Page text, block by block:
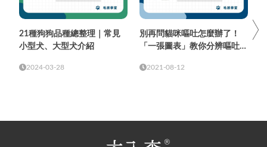
21種狗狗品種總整理｜常見
小型犬、大型犬介紹
2024-03-28
別再問貓咪嘔吐怎麼辦了！
「一張圖表」教你分辨嘔吐物
2021-08-12